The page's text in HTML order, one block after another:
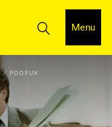
Menu
PODFUK